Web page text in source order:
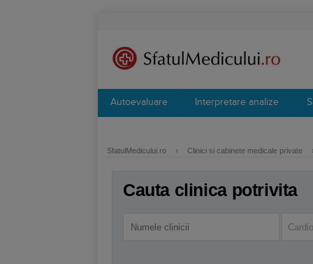
Autoevaluare Interpretare analize
SfatulMedicului.ro › Clinici si cabinete medicale private
Cauta clinica potrivita